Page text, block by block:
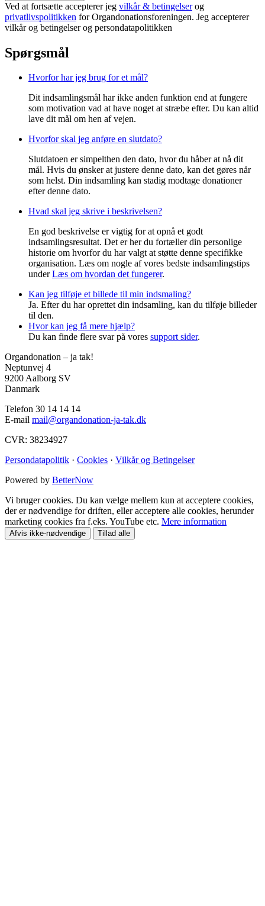
Ved at fortsætte accepterer jeg vilkår & betingelserog
privatlivspolitikken for Organdonationsforeningen. Jeg accepterer
vilkår og betingelser og persondatapolitikken
Spørgsmål
Hvorfor har jeg brug for et mål?
Dit indsamlingsmål har ikke anden funktion end at fungere
som motivation vad at have noget at stræbe efter. Du kan altid
lave dit mål om hen af vejen.
Hvorfor skal jeg anføre en slutdato?
Slutdatoen er simpelthen den dato, hvor du håber at nå dit
mål. Hvis du ønsker at justere denne dato, kan det gøres når
som helst. Din indsamling kan stadig modtage donationer
efter denne dato.
Hvad skal jeg skrive i beskrivelsen?
En god beskrivelse er vigtig for at opnå et godt
indsamlingsresultat. Det er her du fortæller din personlige
historie om hvorfor du har valgt at støtte denne specifikke
organisation. Læs om nogle af vores bedste indsamlingstips
underLæs om hvordan det fungerer.
Kan jeg tilføje et billede til min indsmaling?
Ja. Efter du har oprettet din indsamling, kan du tilføje billeder
til den.
Hvor kan jeg få mere hjælp?
Du kan finde flere svar på vores support sider.
Organdonation – ja tak!
Neptunvej 4
9200 Aalborg SV
Danmark
Telefon 30 14 14 14
E-mail mail@organdonation-ja-tak.dk
CVR: 38234927
Persondatapolitik · Cookies · Vilkår og Betingelser
Powered by BetterNow
Vi bruger cookies. Du kan vælge mellem kun at acceptere cookies,
der er nødvendige for driften, eller acceptere alle cookies, herunder
marketing cookies fra f.eks. YouTube etc. Mere information
Afvis ikke-nødvendige Tillad alle